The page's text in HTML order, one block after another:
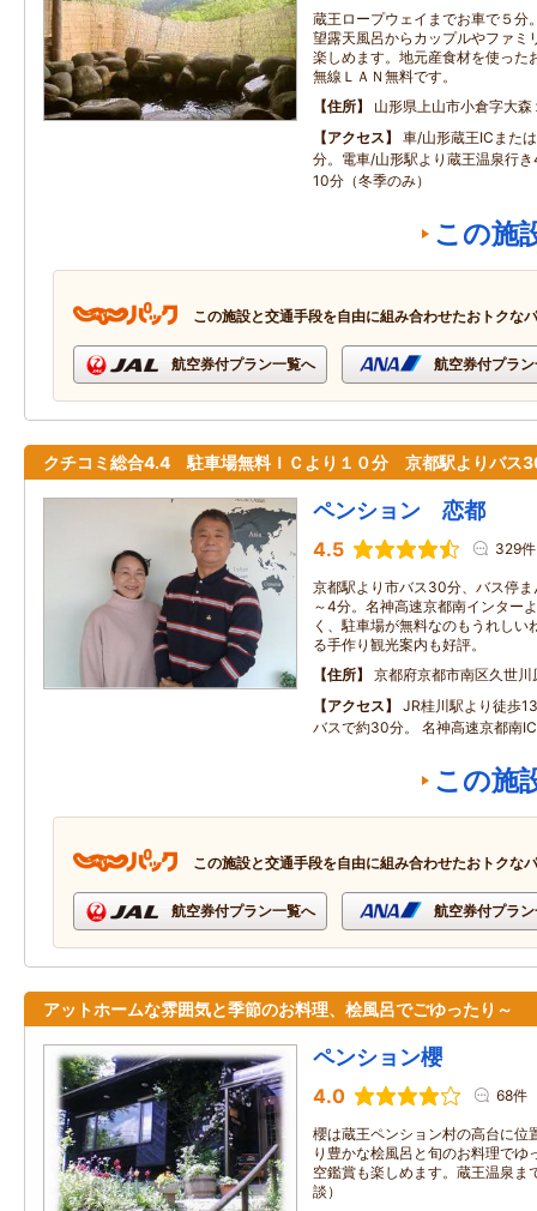
蔵王ロープウェイまでお車で５分
望露天風呂からカップルやファミ
楽しめます。地元産食材を使った
無線ＬＡＮ無料です。
住所
山形県上山市小倉字大
アクセス
車/山形蔵王ICまた
分。電車/山形駅より蔵王温泉行
10分（冬季のみ）
この施
この施設と交通手段を自由に組み合わせたおトクな
航空券付プラン一覧へ 航空券付プラ
クチコミ総合4.4 駐車場無料ＩＣより１０分 京都駅よりバス
ペンション 恋都
4.5 329件
京都駅より市バス30分、バス停
～4分。名神高速京都南インター
く、駐車場が無料なのもうれしい
る手作り観光案内も好評。
住所
京都府京都市南区久世川
アクセス
JR桂川駅より徒歩
バスで約30分。 名神高速京都南
この施
この施設と交通手段を自由に組み合わせたおトクな
航空券付プラン一覧へ 航空券付プラ
アットホームな雰囲気と季節のお料理、桧風呂でごゆったり～
ペンション櫻
4.0 68件
櫻は蔵王ペンション村の高台に位
り豊かな桧風呂と旬のお料理でゆ
空鑑賞も楽しめます。蔵王温泉ま
談）